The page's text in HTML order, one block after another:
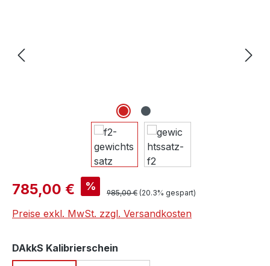
Verkaufspreis:
785,00 € % Regulärer Preis:
985,00 € (20.3% gespart)
Preise exkl. MwSt. zzgl. Versandkosten
DAkkS Kalibrierschein